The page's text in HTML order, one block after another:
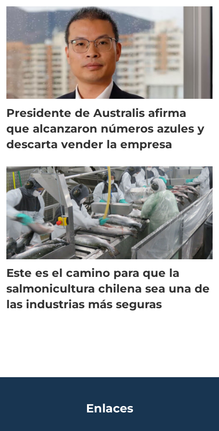
Presidente de Australis afirma
que alcanzaron números azules y
descarta vender la empresa
Este es el camino para que la
salmonicultura chilena sea una de
las industrias más seguras
Enlaces